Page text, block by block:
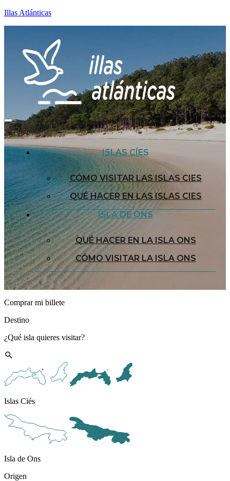
Illas Atlánticas
ISLAS CÍES
CÓMO VISITAR LAS ISLAS CIES
QUÉ HACER EN LAS ISLAS CIES
ISLA DE ONS
QUÉ HACER EN LA ISLA ONS
CÓMO VISITAR LA ISLA ONS
Comprar mi billete
Destino
¿Qué isla quieres visitar?
Islas Ciés
Isla de Ons
Origen